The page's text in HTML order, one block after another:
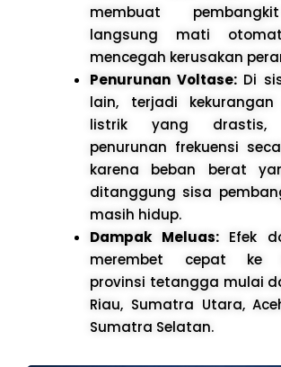
membuat
langsung mati
mencegah kerusakan
Penurunan Voltase:Di
lain, terjadi kekurangan
listrik yang drastis,
penurunan frekuensi
karena beban berat
ditanggung sisa
masih hidup.
Dampak Meluas:Efek
merembet cepat ke
provinsi tetangga mulai
Riau, Sumatra Utara,
Sumatra Selatan.